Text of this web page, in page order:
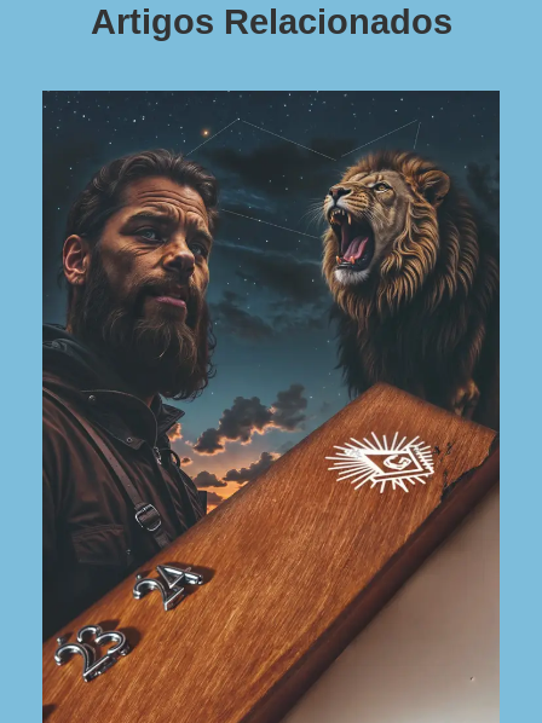
Artigos Relacionados